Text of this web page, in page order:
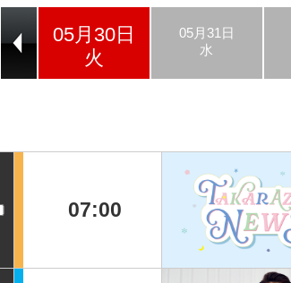
05月30日
火
05月31日
水
07:00